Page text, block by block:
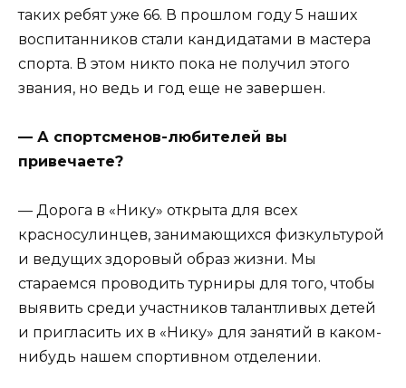
таких ребят уже 66. В прошлом году 5 наших
воспитанников стали кандидатами в мастера
спорта. В этом никто пока не получил этого
звания, но ведь и год еще не завершен.
— А спортсменов-любителей вы
привечаете?
— Дорога в «Нику» открыта для всех
красносулинцев, занимающихся физкультурой
и ведущих здоровый образ жизни. Мы
стараемся проводить турниры для того, чтобы
выявить среди участников талантливых детей
и пригласить их в «Нику» для занятий в каком-
нибудь нашем спортивном отделении.